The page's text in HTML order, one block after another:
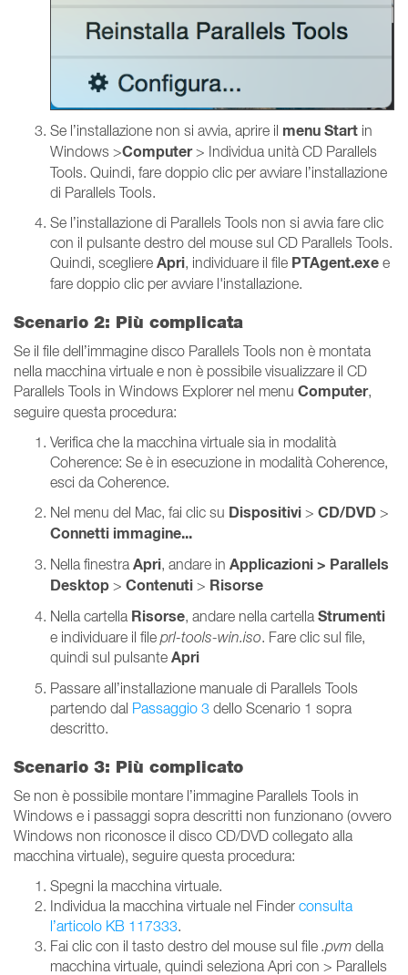
Se l’installazione non si avvia, aprire il menu Start in
Windows >Computer> Individua unità CD Parallels
Tools. Quindi, fare doppio clic per avviare l’installazione
di Parallels Tools.
Se l’installazione di Parallels Tools non si avvia fare clic
con il pulsante destro del mouse sul CD Parallels Tools.
Quindi, scegliere Apri, individuare il file PTAgent.exe e
fare doppio clic per avviare l'installazione.
Scenario 2: Più complicata
Se il file dell’immagine disco Parallels Tools non è montata
nella macchina virtuale e non è possibile visualizzare il CD
Parallels Tools in Windows Explorer nel menu Computer,
seguire questa procedura:
Verifica che la macchina virtuale sia in modalità
Coherence: Se è in esecuzione in modalità Coherence,
esci da Coherence.
Nel menu del Mac, fai clic su Dispositivi > CD/DVD >
Connetti immagine...
Nella finestra Apri, andare in Applicazioni > Parallels
Desktop > Contenuti > Risorse
Nella cartella Risorse, andare nella cartella Strumenti
e individuare il file prl-tools-win.iso. Fare clic sul file,
quindi sul pulsante Apri
Passare all’installazione manuale di Parallels Tools
partendo dal Passaggio 3 dello Scenario 1 sopra
descritto.
Scenario 3: Più complicato
Se non è possibile montare l’immagine Parallels Tools in
Windows e i passaggi sopra descritti non funzionano (ovvero
Windows non riconosce il disco CD/DVD collegato alla
macchina virtuale), seguire questa procedura:
Spegni la macchina virtuale.
Individua la macchina virtuale nel Finder consulta
l’articolo KB 117333.
Fai clic con il tasto destro del mouse sul file .pvm della
macchina virtuale, quindi seleziona Apri con > Parallels